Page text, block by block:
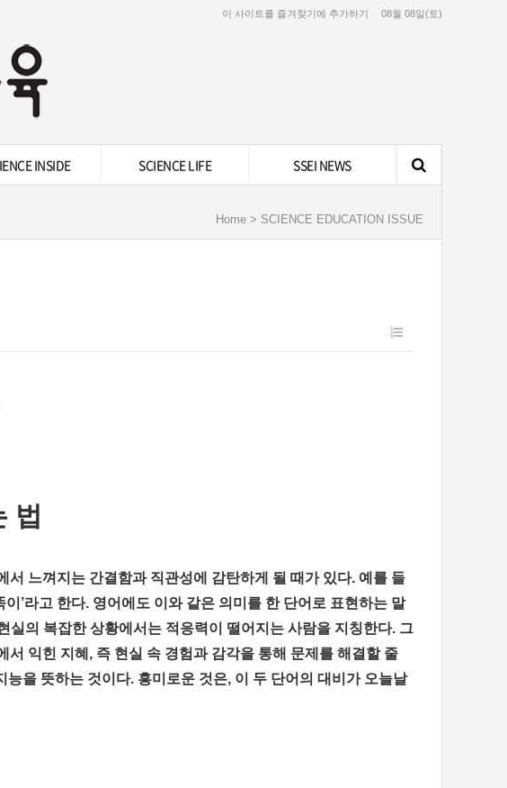
이 사이트를 즐겨찾기에 추가하기 08월 08일(토)
INSIDE SCIENCE LIFE SSEI NEWS
Home > SCIENCE EDUCATION ISSUE
법
느껴지는 간결함과 직관성에 감탄하게 될 때가 있다. 예를 들
’라고 한다. 영어에도 이와 같은 의미를 한 단어로 표현하는 말
실의 복잡한 상황에서는 적응력이 떨어지는 사람을 지칭한다. 그
익힌 지혜, 즉 현실 속 경험과 감각을 통해 문제를 해결할 줄
을 뜻하는 것이다. 흥미로운 것은, 이 두 단어의 대비가 오늘날